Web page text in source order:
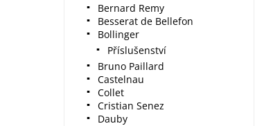
Bernard Remy
Besserat de Bellefon
Bollinger
Příslušenství
Bruno Paillard
Castelnau
Collet
Cristian Senez
Dauby